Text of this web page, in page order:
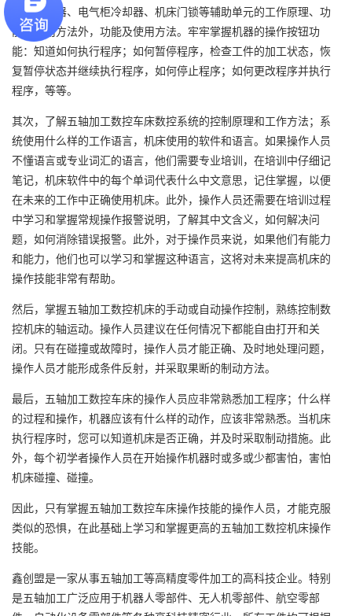
元、调压器、电气柜冷却器、机床门锁等辅助单元的工作原理、功
能和使用方法外，功能及使用方法。牢牢掌握机器的操作按钮功
能：知道如何执行程序；如何暂停程序，检查工件的加工状态，恢
复暂停状态并继续执行程序，如何停止程序；如何更改程序并执行
程序，等等。
其次，了解五轴加工数控车床数控系统的控制原理和工作方法；系
统使用什么样的工作语言，机床使用的软件和语言。如果操作人员
不懂语言或专业词汇的语言，他们需要专业培训，在培训中仔细记
笔记，机床软件中的每个单词代表什么中文意思，记住掌握，以便
在未来的工作中正确使用机床。此外，操作人员还需要在培训过程
中学习和掌握常规操作报警说明，了解其中文含义，如何解决问
题，如何消除错误报警。此外，对于操作员来说，如果他们有能力
和能力，他们也可以学习和掌握这种语言，这将对未来提高机床的
操作技能非常有帮助。
然后，掌握五轴加工数控机床的手动或自动操作控制，熟练控制数
控机床的轴运动。操作人员建议在任何情况下都能自由打开和关
闭。只有在碰撞或故障时，操作人员才能正确、及时地处理问题，
操作人员才能形成条件反射，并采取果断的制动方法。
最后，五轴加工数控车床的操作人员应非常熟悉加工程序；什么样
的过程和操作，机器应该有什么样的动作，应该非常熟悉。当机床
执行程序时，您可以知道机床是否正确，并及时采取制动措施。此
外，每个初学者操作人员在开始操作机器时或多或少都害怕，害怕
机床碰撞、碰撞。
因此，只有掌握五轴加工数控车床操作技能的操作人员，才能克服
类似的恐惧，在此基础上学习和掌握更高的五轴加工数控机床操作
技能。
鑫创盟是一家从事五轴加工等高精度零件加工的高科技企业。特别
是五轴加工广泛应用于机器人零部件、无人机零部件、航空零部